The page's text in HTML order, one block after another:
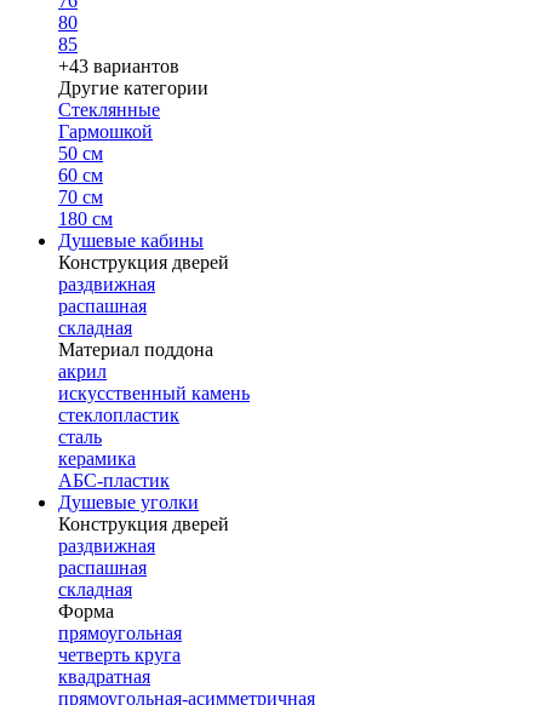
80
85
+43 вариантов
Другие категории
Стеклянные
Гармошкой
50 см
60 см
70 см
180 см
Душевые кабины
Конструкция дверей
раздвижная
распашная
складная
Материал поддона
акрил
искусственный камень
стеклопластик
сталь
керамика
АБС-пластик
Душевые уголки
Конструкция дверей
раздвижная
распашная
складная
Форма
прямоугольная
четверть круга
квадратная
прямоугольная-асимметричная